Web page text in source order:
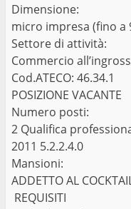
Dimensione:
micro impresa (fino a
Settore di attività:
Commercio
Cod.ATECO: 46.34.1
POSIZIONE VACANTE
Numero posti:
2 Qualifica
2011 5.2.2.4.0
Mansioni:
ADDETTO AL
REQUISITI